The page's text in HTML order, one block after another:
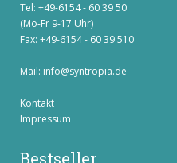
Tel: +49-6154 - 60 39 50
(Mo-Fr 9-17 Uhr)
Fax: +49-6154 - 60 39 510
Mail: info@syntropia.de
Kontakt
Impressum
Bestseller